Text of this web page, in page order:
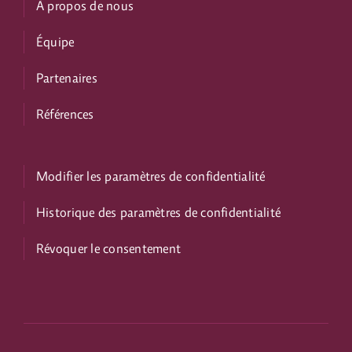
À propos de nous
Équipe
Partenaires
Références
Modifier les paramètres de confidentialité
Historique des paramètres de confidentialité
Révoquer le consentement